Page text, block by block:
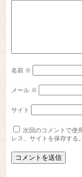
名前 ※
メール ※
サイト
次回のコメントで使
レス、サイトを保存する。